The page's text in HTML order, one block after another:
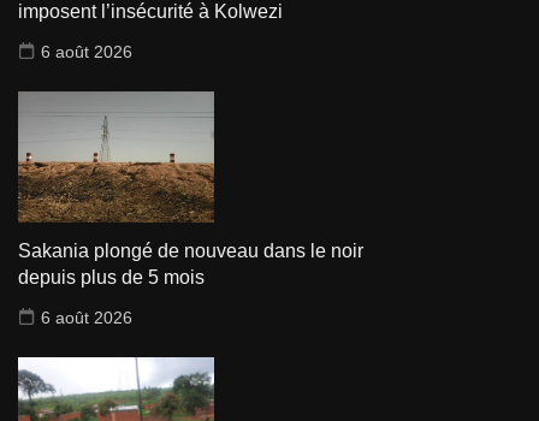
imposent l’insécurité à Kolwezi
6 août 2026
Sakania plongé de nouveau dans le noir
depuis plus de 5 mois
6 août 2026